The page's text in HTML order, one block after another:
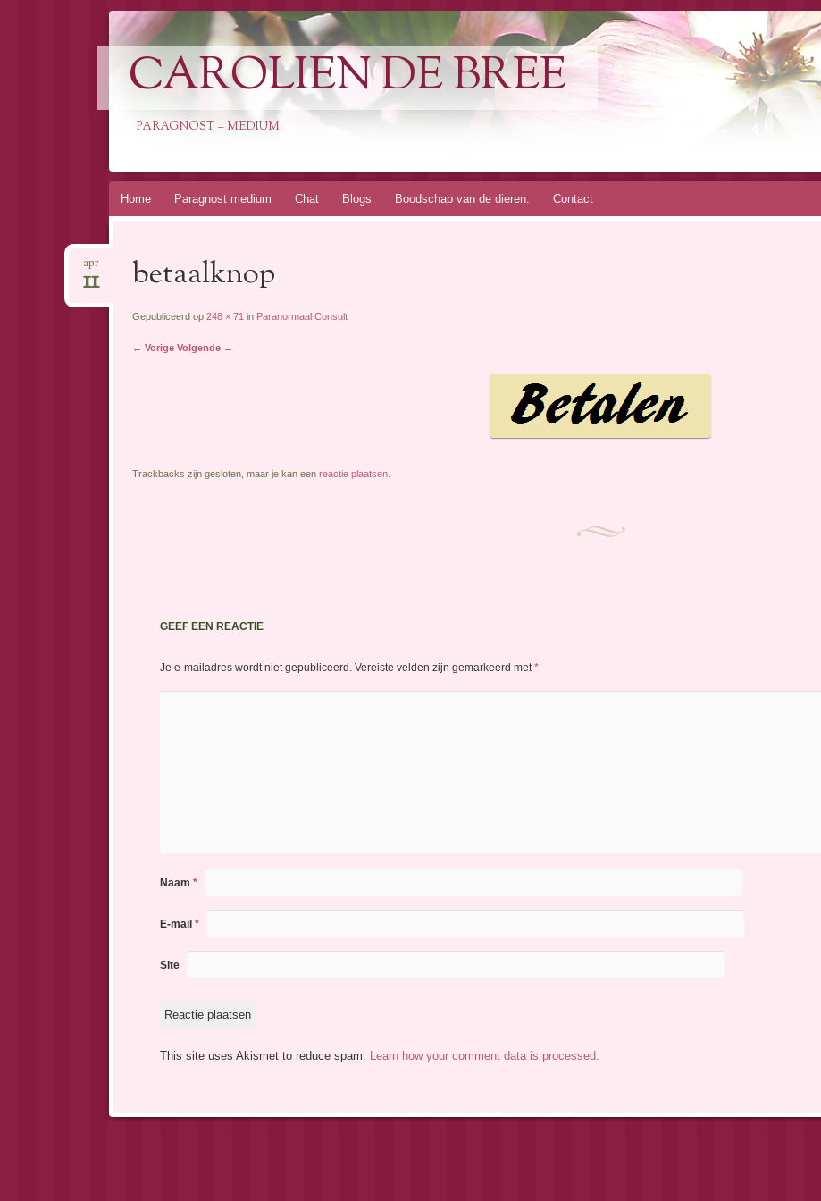
CAROLIEN DE BREE
PARAGNOST – MEDIUM
Spring
Home Paragnost medium Chat Blogs Boodschap van de dieren. Contact
betaalknop
apr
11
Gepubliceerd op 248 × 71 in Paranormaal Consult
← Vorige Volgende →
Trackbacks zijn gesloten, maar je kan een reactie plaatsen.
GEEF EEN REACTIE
Je e-mailadres wordt niet gepubliceerd. Vereiste velden zijn gemarkeerd met *
Naam *
E-mail *
Site
This site uses Akismet to reduce spam. Learn how your comment data is processed.